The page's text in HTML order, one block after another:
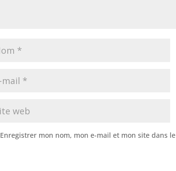
Enregistrer mon nom, mon e-mail et mon site dans